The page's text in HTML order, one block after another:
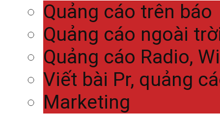
Quảng cáo trên báo
Quảng cáo ngoài
Quảng cáo Radio,
Viết bài Pr, quảng
Marketing